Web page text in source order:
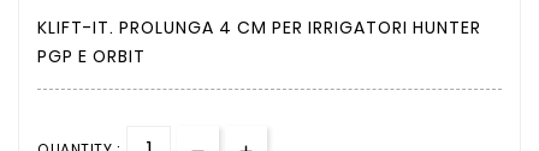
KLIFT-IT. PROLUNGA 4 CM PER IRRIGATORI HUNTER
PGP E ORBIT